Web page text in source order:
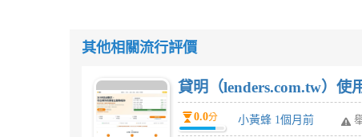
其他相關流行評價
貸明（lenders.com.tw）
0.0分 小黃蜂 1個月前